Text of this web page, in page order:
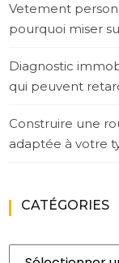
Vetement
pourquoi miser
Diagnostic
qui peuvent
Construire une
adaptée à votre
CATÉGORIES
Catégories